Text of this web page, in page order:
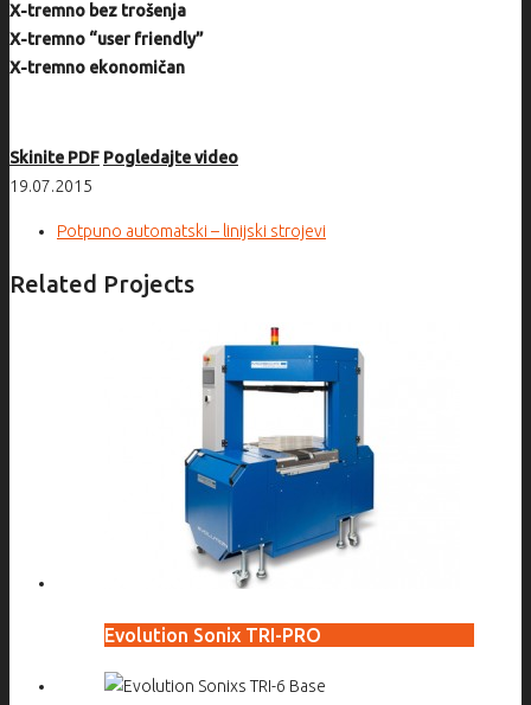
X-tremno bez trošenja
X-tremno “user friendly”
X-tremno ekonomičan
Skinite PDF Pogledajte video
19.07.2015
Potpuno automatski – linijski strojevi
Related Projects
Evolution Sonix TRI-PRO